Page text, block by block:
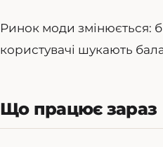
Ринок моди змінюється:
користувачі шукають
Що працює зараз